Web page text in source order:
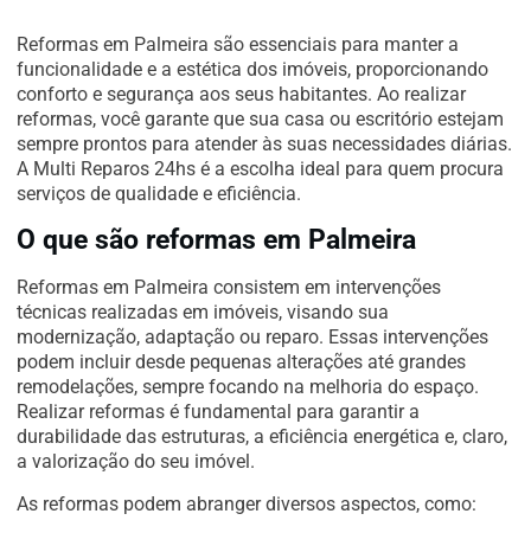
Reformas em Palmeira são essenciais para manter a
funcionalidade e a estética dos imóveis, proporcionando
conforto e segurança aos seus habitantes. Ao realizar
reformas, você garante que sua casa ou escritório estejam
sempre prontos para atender às suas necessidades diárias.
A Multi Reparos 24hs é a escolha ideal para quem procura
serviços de qualidade e eficiência.
O que são reformas em Palmeira
Reformas em Palmeira consistem em intervenções
técnicas realizadas em imóveis, visando sua
modernização, adaptação ou reparo. Essas intervenções
podem incluir desde pequenas alterações até grandes
remodelações, sempre focando na melhoria do espaço.
Realizar reformas é fundamental para garantir a
durabilidade das estruturas, a eficiência energética e, claro,
a valorização do seu imóvel.
As reformas podem abranger diversos aspectos, como: